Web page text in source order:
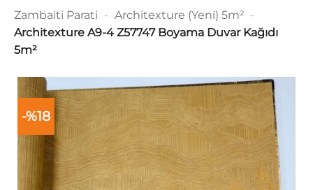
Zambaiti Parati - Architexture (Yeni) 5m² -
Architexture A9-4 Z57747 Boyama Duvar Kağıdı
5m²
-%18